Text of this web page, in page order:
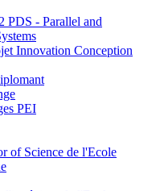
PDS - Parallel and
Innovation Conception
PEI
of Science de l'Ecole